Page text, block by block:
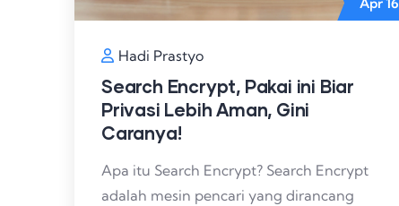
Hadi Prastyo
Search Encrypt, Pakai ini Biar
Privasi Lebih Aman, Gini
Caranya!
Apa itu Search Encrypt? Search Encrypt
adalah mesin pencari yang dirancang